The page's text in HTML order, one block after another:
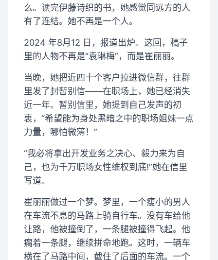
么。读完伊藤诗织的书，她感觉同远方的人
有了连结。她不再是一个人。
2024 年8月12 日，报道出炉。这回，稿子
里的人物不再是“袁琳梅”，而是崔丽丽。
当晚，她把近四十个客户拉进微信群，往群
里发了封暂别信——在职场上，她已经消失
近一年。暂别信里，她提到自己发声的初
衷，“希望能为身处黑暗之中的职场姐妹一点
力量，哪怕微薄！”
“我必将拿出开发业务之决心、毅力来为自
己，也为千万职场女性维权到底!”她在信里
写道。
崔丽丽做过一个梦。梦里，一个瘦小的男人
在车流不息的马路上骑自行车。没有车给他
让路，他被撞倒了，一条腿被撞得飞起。他
瘸着一条腿，继续拼命地跑。这时，一辆车
横在了马路中间，截住了后面的车流。一个